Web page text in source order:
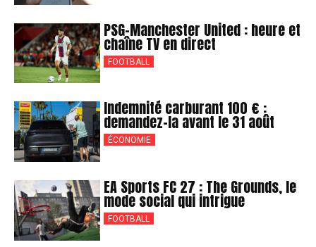
PSG-Manchester United : heure et
chaîne TV en direct
FOOTBALL
Indemnité carburant 100 € :
demandez-la avant le 31 août
ÉCONOMIE
EA Sports FC 27 : The Grounds, le
mode social qui intrigue
FOOTBALL